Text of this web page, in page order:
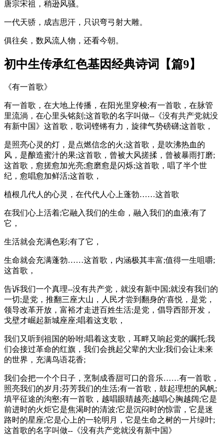
唐宗宋祖，稍逊风骚。
一代天骄，成吉思汗，只识弯弓射大雕。
俱往矣，数风流人物，还看今朝。
初中生传承红色基因经典诗词【篇9】
《有一首歌》
有一首歌，在大地上传播，在阳光里穿梭;有一首歌，在脉管
里流淌，在心里头铭刻;这首歌的名字叫做--《没有共产党就没
有新中国》这首歌，歌词铿锵有力，旋律气势磅礴;这首歌，
是照亮心灵的灯，是点燃信念的火;这首歌，是吹沸热血的
风，是酿造蜜汁的果;这首歌，曾被大风搓揉，曾被暴雨打磨;
这首歌，愈搓愈加光亮;愈磨愈是闪烁;这首歌，唱了半个世
纪，愈唱愈加鲜活;这首歌，
植根几代人的心灵，在代代人心上蓬勃……这首歌
在我们心上活着;它融入我们的生命，融入我们的血液;有了
它，
生活就会充满色彩;有了它，
生命就会充满蓬勃……这首歌，内涵极其丰富;值得一生咀嚼;
这首歌，
告诉我们一个真理--没有共产党，就没有新中国;就没有我们的
一切;是党，推翻三座大山，人民才尝到翻身的'喜悦，是党，
领导改革开放，富裕才走进百姓生活;是党，倡导西部开发，
戈壁才崛起新城座座;唱着这支歌，
我们又听到祖国的吩咐;唱着这支歌，耳畔又响起党的嘱托;我
们会接过革命的红旗，我们会挑起父辈的大业;我们会让未来
的世界，充满鸟语花香;
我们会把一个个日子，烹制成香甜可口的音乐……有一首歌，
照亮我们的岁月;芬芳我们的生活;有一首歌，鼓起理想的风帆;
填平征途的沟壑;有一首歌，越唱眼睛越亮;越唱心胸越阔;它是
前进时的火炬它是焦渴时的清波;它是沉闷时的惊雷，它是迷
路时的星座;它是心上的一轮明月，它是生命之树的一片绿叶;
这首歌的名字叫做--《没有共产党就没有新中国》